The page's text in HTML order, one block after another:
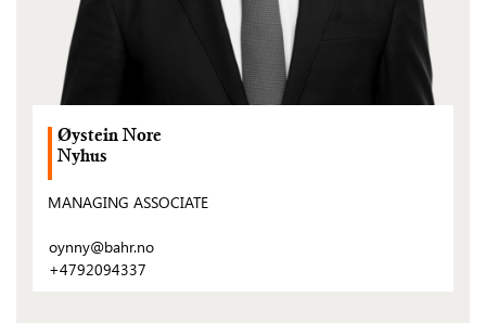
Øystein Nore
Nyhus
MANAGING ASSOCIATE
oynny@bahr.no
+4792094337